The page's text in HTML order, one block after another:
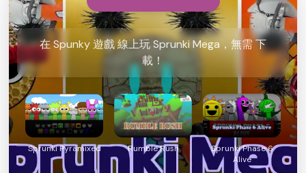
在 Spunky 遊戲 線上玩 Sprunki Mega，無需 下
載！
Sprunki Pyramixed Rumble Rush
Sprunki Phase 6
Alive